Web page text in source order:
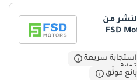
من
FSD
استجابة سريعة
بائع موثّق